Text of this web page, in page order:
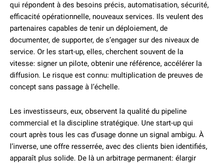
qui répondent à des besoins précis, automatisation, sécurité,
efficacité opérationnelle, nouveaux services. Ils veulent des
partenaires capables de tenir un déploiement, de
documenter, de supporter, de s’engager sur des niveaux de
service. Or les start-up, elles, cherchent souvent de la
vitesse: signer un pilote, obtenir une référence, accélérer la
diffusion. Le risque est connu: multiplication de preuves de
concept sans passage à l’échelle.
Les investisseurs, eux, observent la qualité du pipeline
commercial et la discipline stratégique. Une start-up qui
court après tous les cas d’usage donne un signal ambigu. À
l’inverse, une offre resserrée, avec des clients bien identifiés,
apparaît plus solide. De là un arbitrage permanent: élargir